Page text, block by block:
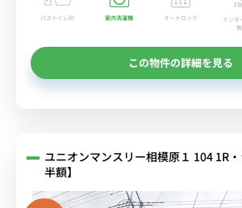
バストイレ別 室内洗濯機 オートロック
インタ
この物件の詳細を見る
ユニオンマンスリー相模原１ 104 1R
半額】